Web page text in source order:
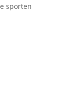
sporten